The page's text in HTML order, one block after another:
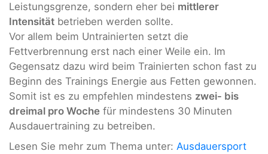
Leistungsgrenze, sondern eher bei mittlerer
Intensität betrieben werden sollte.
Vor allem beim Untrainierten setzt die
Fettverbrennung erst nach einer Weile ein. Im
Gegensatz dazu wird beim Trainierten schon fast zu
Beginn des Trainings Energie aus Fetten gewonnen.
Somit ist es zu empfehlen mindestens zwei- bis
dreimal pro Woche für mindestens 30 Minuten
Ausdauertraining zu betreiben.
Lesen Sie mehr zum Thema unter: Ausdauersport